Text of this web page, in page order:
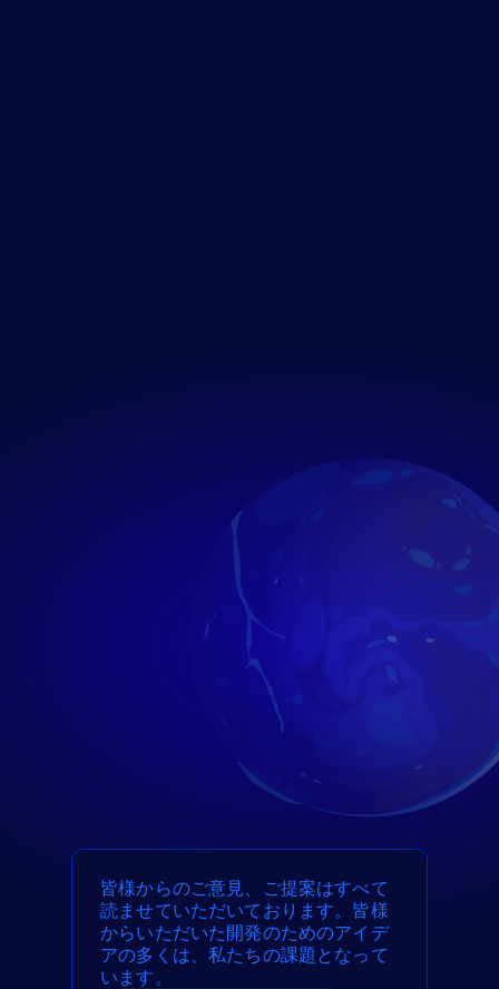
皆様からのご意見、ご提案はすべて
読ませていただいております。皆様
からいただいた開発のためのアイデ
アの多くは、私たちの課題となって
います。